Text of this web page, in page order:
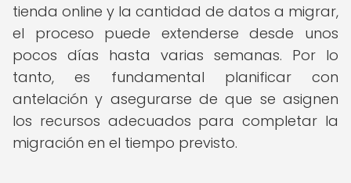
tienda online y la cantidad de datos a migrar,
el proceso puede extenderse desde unos
pocos días hasta varias semanas. Por lo
tanto, es fundamental planificar con
antelación y asegurarse de que se asignen
los recursos adecuados para completar la
migración en el tiempo previsto.